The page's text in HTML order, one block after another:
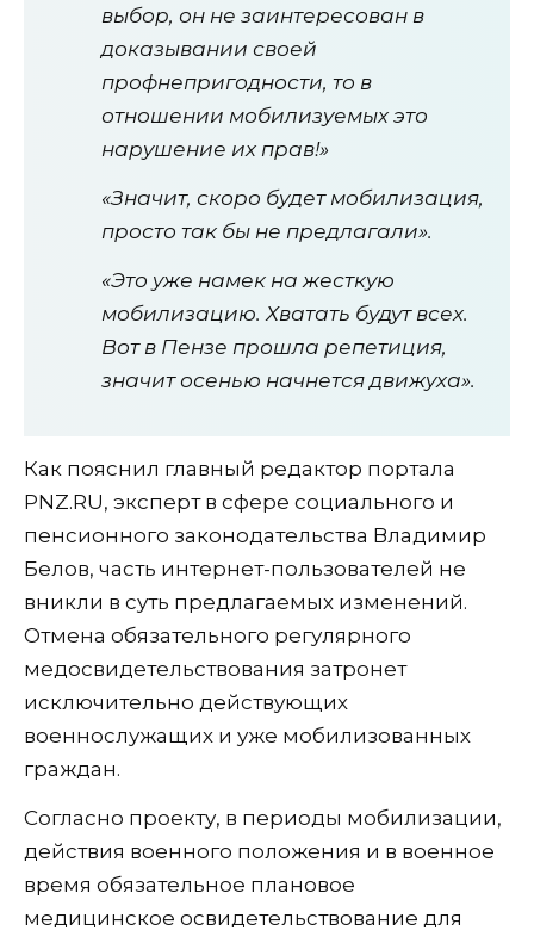
выбор, он не заинтересован в
доказывании своей
профнепригодности, то в
отношении мобилизуемых это
нарушение их прав!»
«Значит, скоро будет мобилизация,
просто так бы не предлагали».
«Это уже намек на жесткую
мобилизацию. Хватать будут всех.
Вот в Пензе прошла репетиция,
значит осенью начнется движуха».
Как пояснил главный редактор портала
PNZ.RU, эксперт в сфере социального и
пенсионного законодательства Владимир
Белов, часть интернет-пользователей не
вникли в суть предлагаемых изменений.
Отмена обязательного регулярного
медосвидетельствования затронет
исключительно действующих
военнослужащих и уже мобилизованных
граждан.
Согласно проекту, в периоды мобилизации,
действия военного положения и в военное
время обязательное плановое
медицинское освидетельствование для